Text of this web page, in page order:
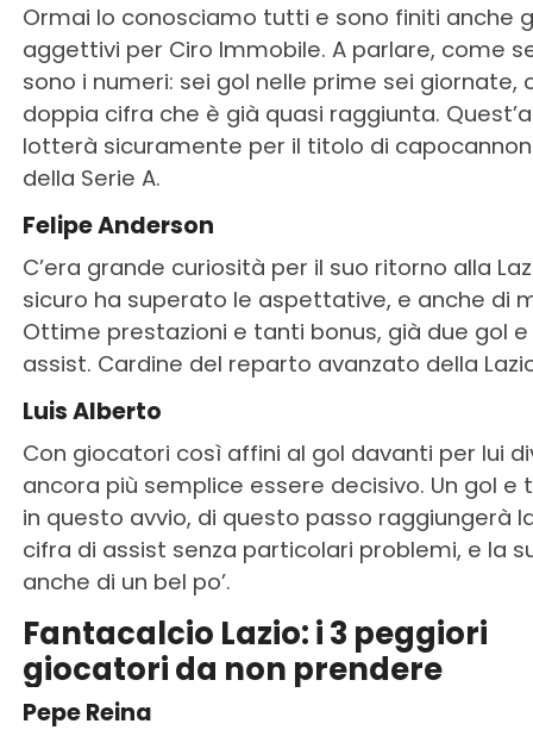
Ormai lo conosciamo tutti e sono finiti anche
aggettivi per Ciro Immobile. A parlare, come
sono i numeri: sei gol nelle prime sei giornate,
doppia cifra che è già quasi raggiunta.
lotterà sicuramente per il titolo di
della Serie A.
Felipe Anderson
C’era grande curiosità per il suo ritorno alla
sicuro ha superato le aspettative, e anche di
Ottime prestazioni e tanti bonus, già due gol
assist. Cardine del reparto avanzato della
Luis Alberto
Con giocatori così affini al gol davanti per lui
ancora più semplice essere decisivo. Un gol e
in questo avvio, di questo passo raggiungerà
cifra di assist senza particolari problemi, e la
anche di un bel po’.
Fantacalcio Lazio: i 3 peggiori
giocatori da non prendere
Pepe Reina